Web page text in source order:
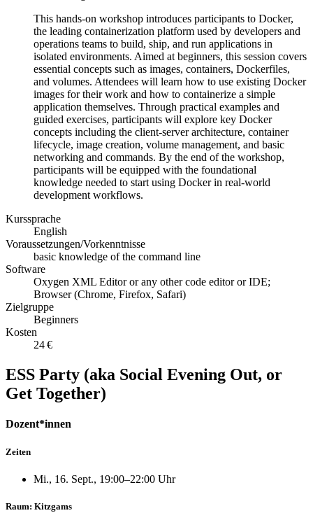
This hands-on workshop introduces participants to Docker,
the leading containerization platform used by developers and
operations teams to build, ship, and run applications in
isolated environments. Aimed at beginners, this session covers
essential concepts such as images, containers, Dockerfiles,
and volumes. Attendees will learn how to use existing Docker
images for their work and how to containerize a simple
application themselves. Through practical examples and
guided exercises, participants will explore key Docker
concepts including the client-server architecture, container
lifecycle, image creation, volume management, and basic
networking and commands. By the end of the workshop,
participants will be equipped with the foundational
knowledge needed to start using Docker in real-world
development workflows.
Kurssprache
English
Voraussetzungen/Vorkenntnisse
basic knowledge of the command line
Software
Oxygen XML Editor or any other code editor or IDE;
Browser (Chrome, Firefox, Safari)
Zielgruppe
Beginners
Kosten
24 €
ESS Party (aka Social Evening Out, or
Get Together)
Dozent*innen
Zeiten
Mi., 16. Sept., 19:00–22:00 Uhr
Raum: Kitzgams